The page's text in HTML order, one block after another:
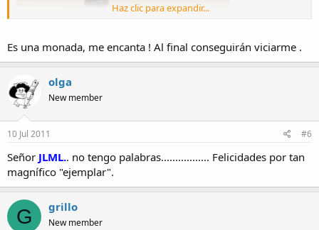
Saludos,
Haz clic para expandir...
Es una monada, me encanta ! Al final conseguirán viciarme .
olga
New member
10 Jul 2011 #6
Señor JLML.. no tengo palabras................. Felicidades por tan
magnífico "ejemplar".
G grillo
New member